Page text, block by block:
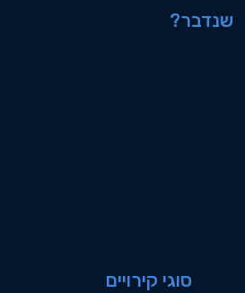
סוגי קירויים
שנדבר?